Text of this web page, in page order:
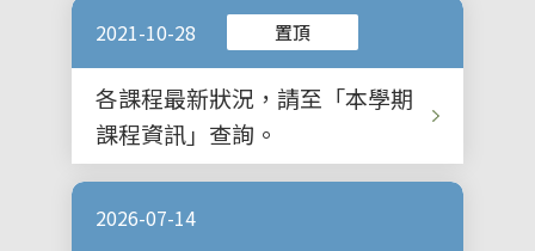
2021-10-28 置頂
各課程最新狀況，請至「本學期
課程資訊」查詢。
2026-07-14